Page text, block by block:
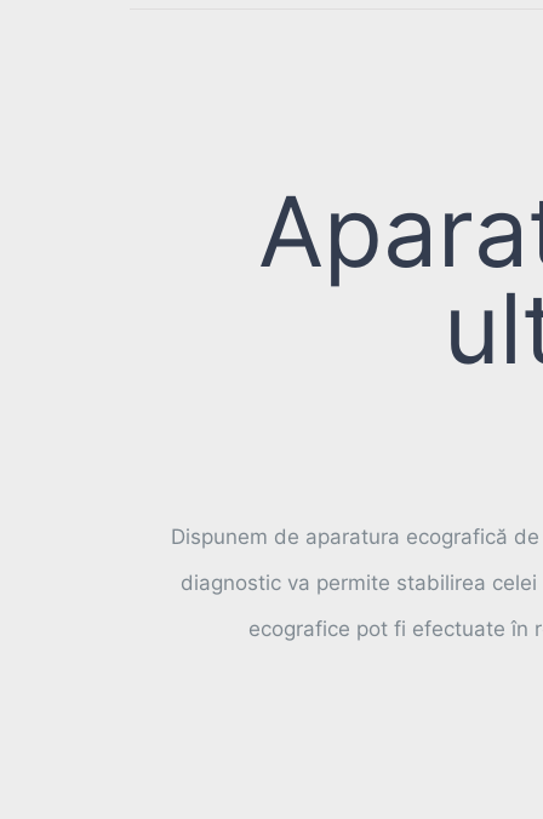
Dispunem de aparatura ecografică
diagnostic va permite stabilirea
ecografice pot fi efectuate în